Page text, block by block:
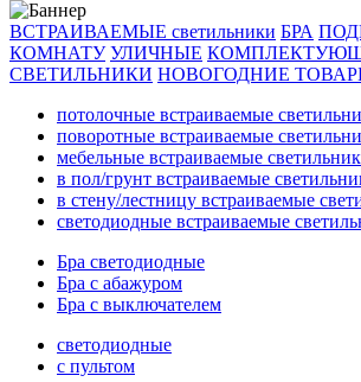
ВСТРАИВАЕМЫЕ светильники БРА
КОМНАТУ УЛИЧНЫЕ
СВЕТИЛЬНИКИ НОВОГОДНИЕ
потолочные встраиваемые
поворотные встраиваемые
мебельные встраиваемые
в пол/грунт встраиваемые
в стену/лестницу встраиваемые
светодиодные встраиваемые
Бра светодиодные
Бра с абажуром
Бра с выключателем
светодиодные
с пультом